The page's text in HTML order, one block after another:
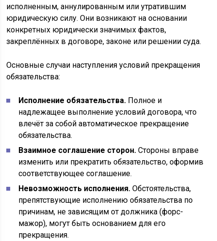
исполненным, аннулированным или утратившим
юридическую силу. Они возникают на основании
конкретных юридически значимых фактов,
закреплённых в договоре, законе или решении суда.
Основные случаи наступления условий прекращения
обязательства:
Исполнение обязательства. Полное и
надлежащее выполнение условий договора, что
влечёт за собой автоматическое прекращение
обязательства.
Взаимное соглашение сторон. Стороны вправе
изменить или прекратить обязательство, оформив
соответствующее соглашение.
Невозможность исполнения. Обстоятельства,
препятствующие исполнению обязательства по
причинам, не зависящим от должника (форс-
мажор), могут быть основанием для его
прекращения.